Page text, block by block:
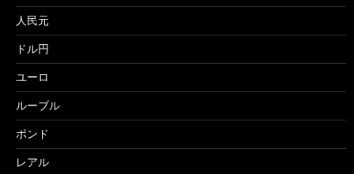
人民元
ドル円
ユーロ
ルーブル
ポンド
レアル